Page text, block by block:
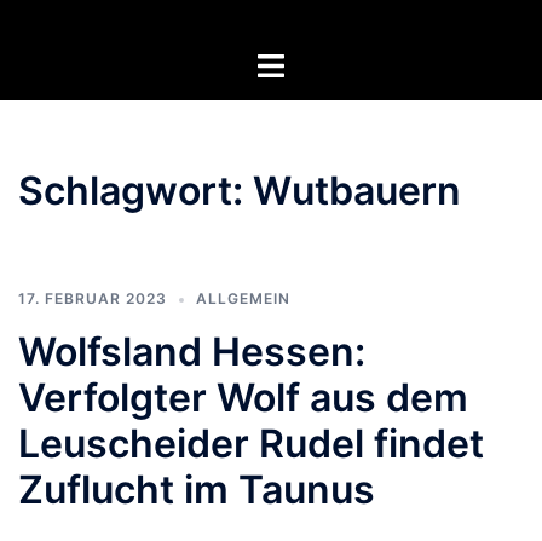
Menü
Schlagwort: Wutbauern
17. FEBRUAR 2023 ALLGEMEIN
Wolfsland Hessen:
Verfolgter Wolf aus dem
Leuscheider Rudel findet
Zuflucht im Taunus